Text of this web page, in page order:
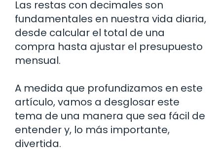
Las restas con decimales son
fundamentales en nuestra vida diaria,
desde calcular el total de una
compra hasta ajustar el presupuesto
mensual.
A medida que profundizamos en este
artículo, vamos a desglosar este
tema de una manera que sea fácil de
entender y, lo más importante,
divertida.